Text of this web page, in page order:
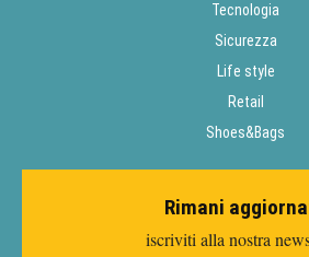
Tecnologia
Sicurezza
Life style
Retail
Shoes&Bags
Rimani
iscriviti alla nostra